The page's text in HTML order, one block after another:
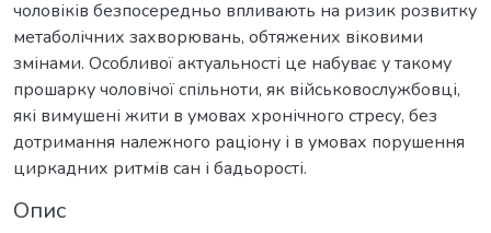
чоловіків безпосередньо впливають на ризик розвитку
метаболічних захворювань, обтяжених віковими
змінами. Особливої актуальності це набуває у такому
прошарку чоловічої спільноти, як військовослужбовці,
які вимушені жити в умовах хронічного стресу, без
дотримання належного раціону і в умовах порушення
циркадних ритмів сан і бадьорості.
Опис